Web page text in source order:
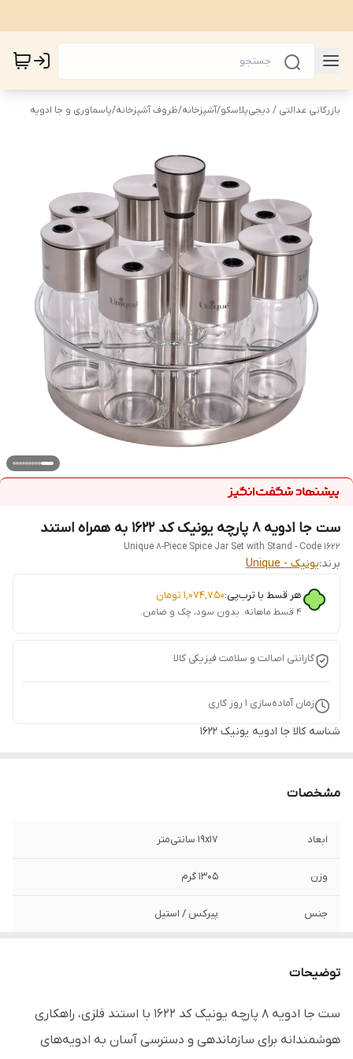
بازرگانی عدالتی / دیجی‌پلاسکو/آشپزخانه/ظروف آشپزخانه/پاسماوری و جا ادویه
ست جا ادویه 8 پارچه یونیک کد 1622 به همراه استند
Unique 8-Piece Spice Jar Set with Stand - Code 1622
برند:یونیک - Unique
هر قسط با ترب‌پی:۱٬۰۷۴٬۷۵۰ تومان
۴ قسط ماهانه. بدون سود، چک و ضامن.
گارانتی اصالت و سلامت فیزیکی کالا
زمان آماده‌سازی 1 روز کاری
شناسه کالا جا ادویه یونیک 1622
مشخصات
ابعاد ۱۹x17 سانتی‌متر
وزن 1305 گرم
جنس پیرکس / استیل
قابل استفاده منازل، جهیزیه، کادویی
توضیحات
ست جا ادویه 8 پارچه یونیک کد 1622 با استند فلزی، راهکاری
هوشمندانه برای سازماندهی و دسترسی آسان به ادویه‌های